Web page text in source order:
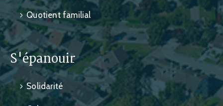
Quotient familial
S'épanouir
Solidarité